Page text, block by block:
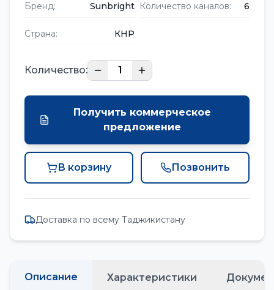
Бренд: Sunbright Количество каналов: 6
Страна: КНР
Количество: 1
Получить коммерческое
предложение
В корзину Позвонить
Доставка по всему Таджикистану
Описание Характеристики